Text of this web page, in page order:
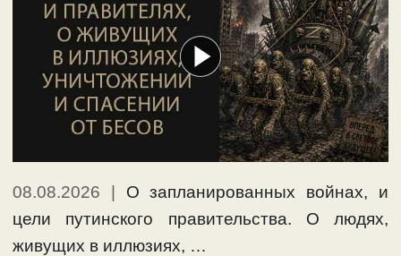
08.08.2026 | О запланированных войнах, и
цели путинского правительства. О людях,
живущих в иллюзиях, …